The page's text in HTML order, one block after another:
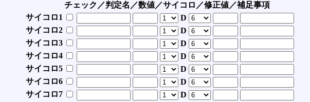
チェック／判定名／数値／サイコロ／修正値／補足事項
サイコロ1
D
サイコロ2
D
サイコロ3
D
サイコロ4
D
サイコロ5
D
サイコロ6
D
サイコロ7
D